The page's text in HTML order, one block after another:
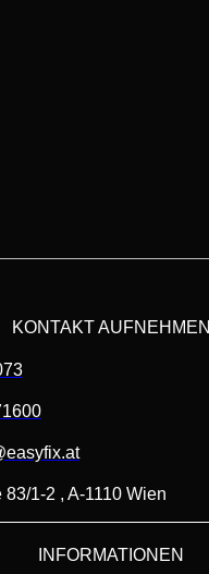
KONTAKT AUFNEHMEN
83/1-2 , A-1110 Wien
INFORMATIONEN